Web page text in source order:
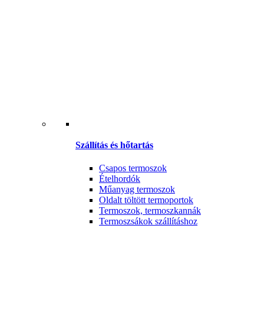
Szállítás és hőtartás
Csapos termoszok
Ételhordók
Műanyag termoszok
Oldalt töltött termoportok
Termoszok, termoszkannák
Termoszsákok szállításhoz